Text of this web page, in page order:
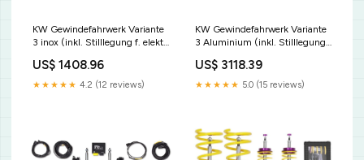
KW Gewindefahrwerk Variante
3 inox (inkl. Stilllegung f. elektr.
US$ 1408.96
★★★★★ 4.2 (12 reviews)
KW Gewindefahrwerk Variante
3 Aluminium (inkl. Stilllegung
SPNJT
US$ 3118.39
★★★★★ 5.0 (15 reviews)